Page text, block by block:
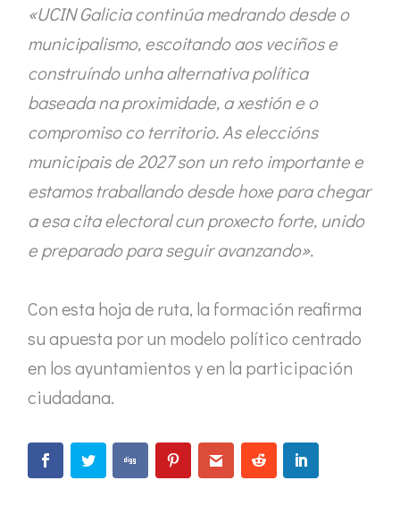
«UCIN Galicia continúa medrando desde o
municipalismo, escoitando aos veciños e
construíndo unha alternativa política
baseada na proximidade, a xestión e o
compromiso co territorio. As eleccións
municipais de 2027 son un reto importante e
estamos traballando desde hoxe para chegar
a esa cita electoral cun proxecto forte, unido
e preparado para seguir avanzando».
Con esta hoja de ruta, la formación reafirma
su apuesta por un modelo político centrado
en los ayuntamientos y en la participación
ciudadana.